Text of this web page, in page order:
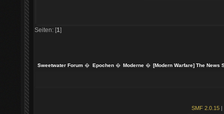
Seiten: [1]
Sweetwater Forum � Epochen� Moderne� [Modern Warfare] The News
SMF 2.0.15 |